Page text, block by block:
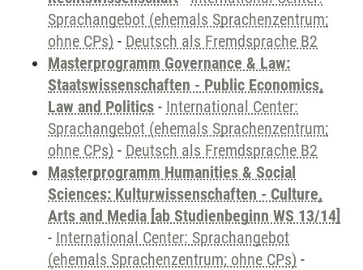
Sprachangebot (ehemals Sprachenzentrum;
ohne CPs) - Deutsch als Fremdsprache B2
Masterprogramm Governance & Law:
Staatswissenschaften - Public Economics,
Law and Politics - International Center:
Sprachangebot (ehemals Sprachenzentrum;
ohne CPs) - Deutsch als Fremdsprache B2
Masterprogramm Humanities & Social
Sciences: Kulturwissenschaften - Culture,
Arts and Media [ab Studienbeginn WS 13/14]
- International Center: Sprachangebot
(ehemals Sprachenzentrum; ohne CPs) -